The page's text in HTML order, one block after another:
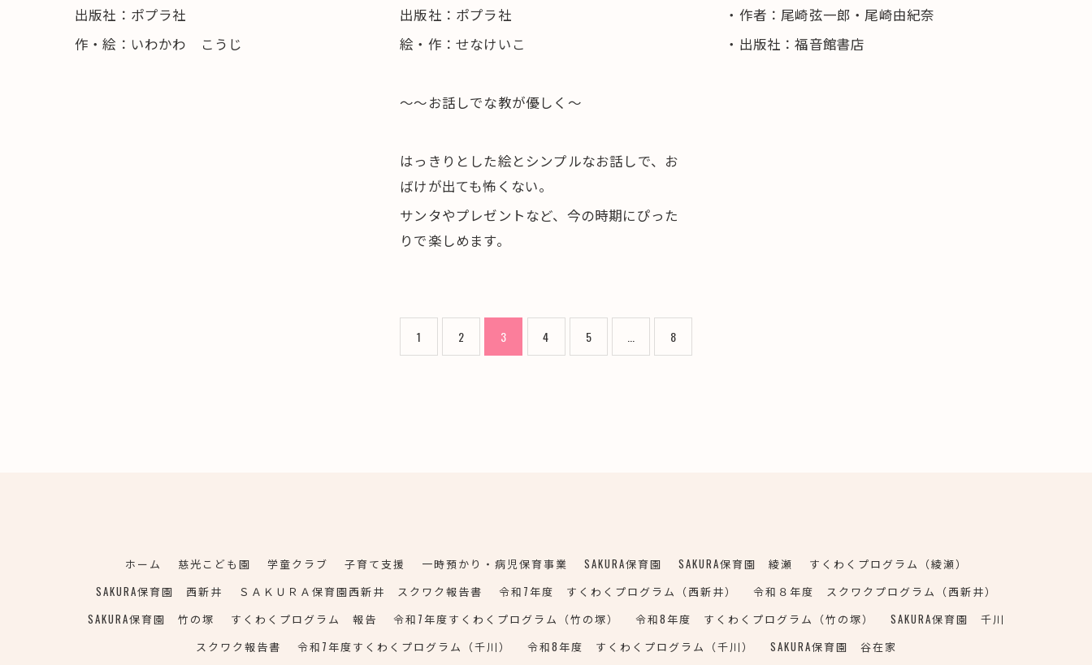
出版社：ポプラ社
作・絵：いわかわ こうじ
出版社：ポプラ社
絵・作：せなけいこ
～～お話しでな教が優しく～
はっきりとした絵とシンプルなお話しで、お
ばけが出ても怖くない。
サンタやプレゼントなど、今の時期にぴった
りで楽しめます。
・作者：尾崎弦一郎・尾崎由紀奈
・出版社：福音館書店
1 2 3 4 5 8
ホーム 慈光こども園 学童クラブ 子育て支援 一時預かり・病児保育事業 SAKURA保育園 SAKURA保育園 綾瀬
すくわくプログラム（綾瀬）
SAKURA保育園 西新井
ＳＡＫＵＲＡ保育園西新井 スクワク報告書 令和7年度 すくわくプログラム（西新井）
令和８年度 スクワクプログラム（西新井）
SAKURA保育園 竹の塚
すくわくプログラム 報告 令和7年度すくわくプログラム（竹の塚） 令和8年度 すくわくプログラム（竹の塚）
SAKURA保育園 千川
スクワク報告書
令和7年度すくわくプログラム（千川） 令和8年度 すくわくプログラム（千川） SAKURA保育園 谷在家